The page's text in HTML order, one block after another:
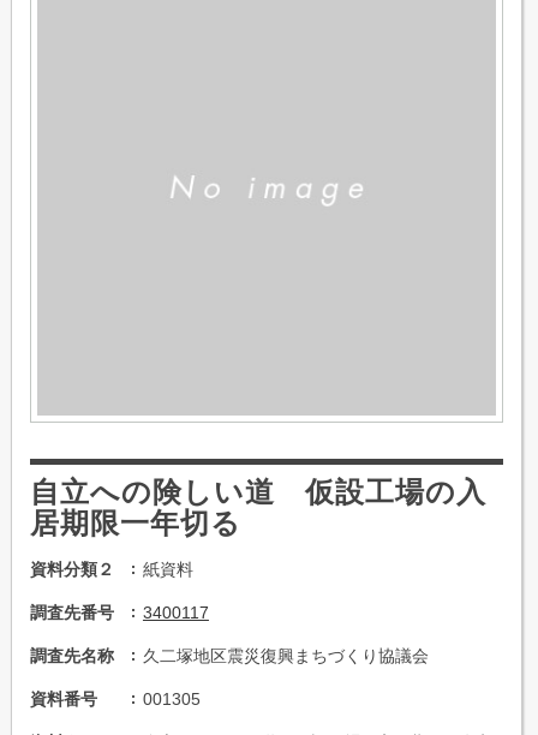
自立への険しい道 仮設工場の入
居期限一年切る
資料分類２ 紙資料
調査先番号 3400117
調査先名称 久二塚地区震災復興まちづくり協議会
資料番号 001305